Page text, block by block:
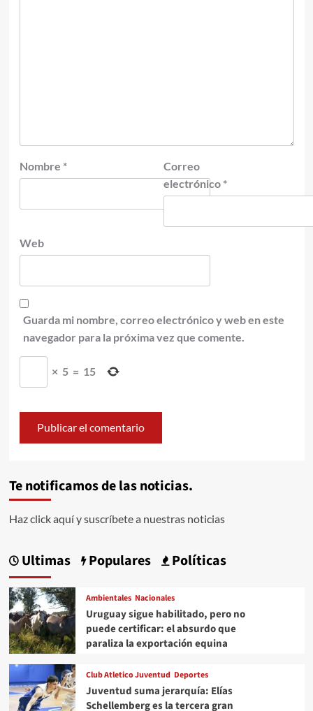
Nombre *
Correo
electrónico *
Web
Guarda mi nombre, correo electrónico y web en este
navegador para la próxima vez que comente.
× 5 = 15
Te notificamos de las noticias.
Haz click aquí y suscríbete a nuestras noticias
Ultimas Populares Políticas
Ambientales Nacionales
Uruguay sigue habilitado, pero no
puede certificar: el absurdo que
paraliza la exportación equina
Club Atletico Juventud Deportes
Juventud suma jerarquía: Elías
Schellemberg es la tercera gran